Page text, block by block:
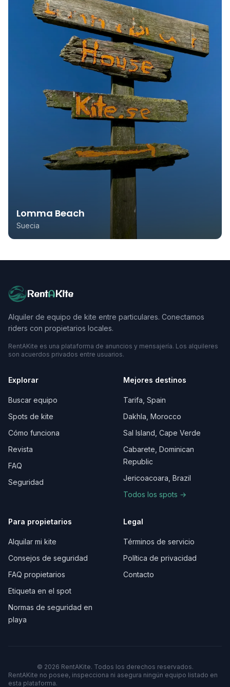
Lomma Beach
Suecia
RentAKite
Alquiler de equipo de kite entre particulares. Conectamos
riders con propietarios locales.
RentAKite es una plataforma de anuncios y mensajería. Los alquileres
son acuerdos privados entre usuarios.
Explorar
Buscar equipo
Spots de kite
Cómo funciona
Revista
FAQ
Seguridad
Mejores destinos
Tarifa, Spain
Dakhla, Morocco
Sal Island, Cape Verde
Cabarete, Dominican
Republic
Jericoacoara, Brazil
Todos los spots →
Para propietarios
Alquilar mi kite
Consejos de seguridad
FAQ propietarios
Etiqueta en el spot
Normas de seguridad en
playa
Legal
Términos de servicio
Política de privacidad
Contacto
© 2026 RentAKite. Todos los derechos reservados.
RentAKite no posee, inspecciona ni asegura ningún equipo listado en
esta plataforma.